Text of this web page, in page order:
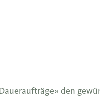
den